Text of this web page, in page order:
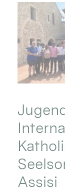
Assisi